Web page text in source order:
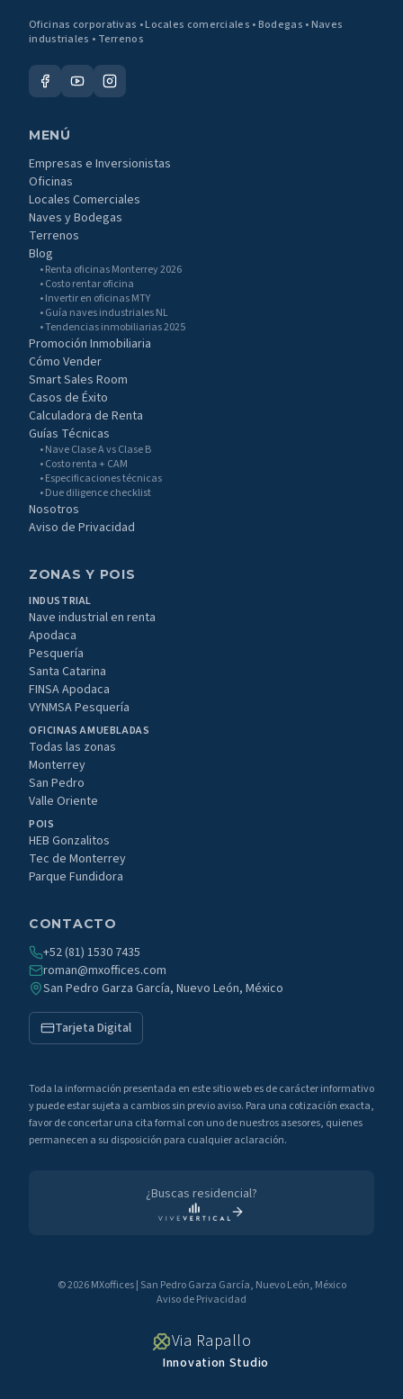
Oficinas corporativas • Locales comerciales • Bodegas • Naves
industriales • Terrenos
MENÚ
Empresas e Inversionistas
Oficinas
Locales Comerciales
Naves y Bodegas
Terrenos
Blog
• Renta oficinas Monterrey 2026
• Costo rentar oficina
• Invertir en oficinas MTY
• Guía naves industriales NL
• Tendencias inmobiliarias 2025
Promoción Inmobiliaria
Cómo Vender
Smart Sales Room
Casos de Éxito
Calculadora de Renta
Guías Técnicas
• Nave Clase A vs Clase B
• Costo renta + CAM
• Especificaciones técnicas
• Due diligence checklist
Nosotros
Aviso de Privacidad
ZONAS Y POIS
INDUSTRIAL
Nave industrial en renta
Apodaca
Pesquería
Santa Catarina
FINSA Apodaca
VYNMSA Pesquería
OFICINAS AMUEBLADAS
Todas las zonas
Monterrey
San Pedro
Valle Oriente
POIS
HEB Gonzalitos
Tec de Monterrey
Parque Fundidora
CONTACTO
+52 (81) 1530 7435
roman@mxoffices.com
San Pedro Garza García, Nuevo León, México
Tarjeta Digital
Toda la información presentada en este sitio web es de carácter informativo
y puede estar sujeta a cambios sin previo aviso. Para una cotización exacta,
favor de concertar una cita formal con uno de nuestros asesores, quienes
permanecen a su disposición para cualquier aclaración.
¿Buscas residencial?
©2026 MXoffices| San Pedro Garza García, Nuevo León, México
Aviso de Privacidad
Via Rapallo
Innovation Studio